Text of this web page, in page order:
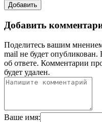
Добавить
Добавить
Поделитесь вашим
mail не будет
об ответе. Комментарии
будет удален.
Ваше имя: